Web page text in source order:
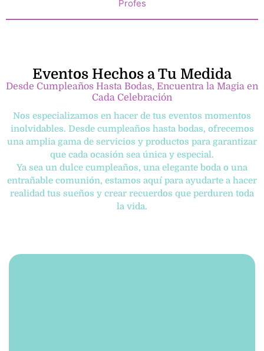
Profes
Eventos Hechos a Tu Medida
Desde Cumpleaños Hasta Bodas, Encuentra la Magia en
Cada Celebración
Nos especializamos en hacer de tus eventos momentos
inolvidables. Desde cumpleaños hasta bodas, ofrecemos
una amplia gama de servicios y productos para garantizar
que cada ocasión sea única y especial.
Ya sea un dulce cumpleaños, una elegante boda o una
entrañable comunión, estamos aquí para ayudarte a hacer
realidad tus sueños y crear recuerdos que perduren toda
la vida.